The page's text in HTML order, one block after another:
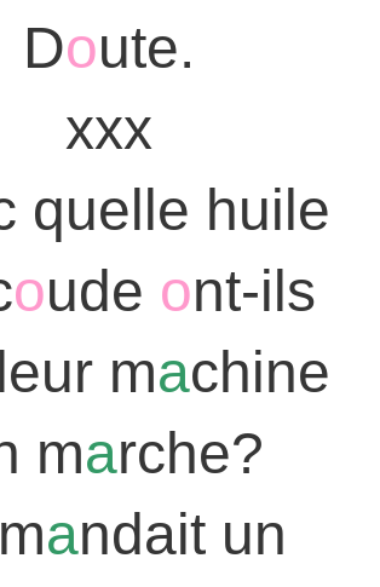
Doute.
xxx
quelle huile
oude ont-ils
machine
marche?
andait un